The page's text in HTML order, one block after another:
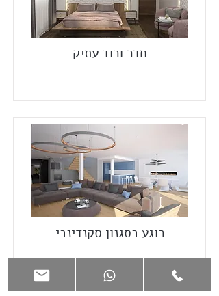
חדר ורוד עתיק
רוגע בסגנון סקנדינבי